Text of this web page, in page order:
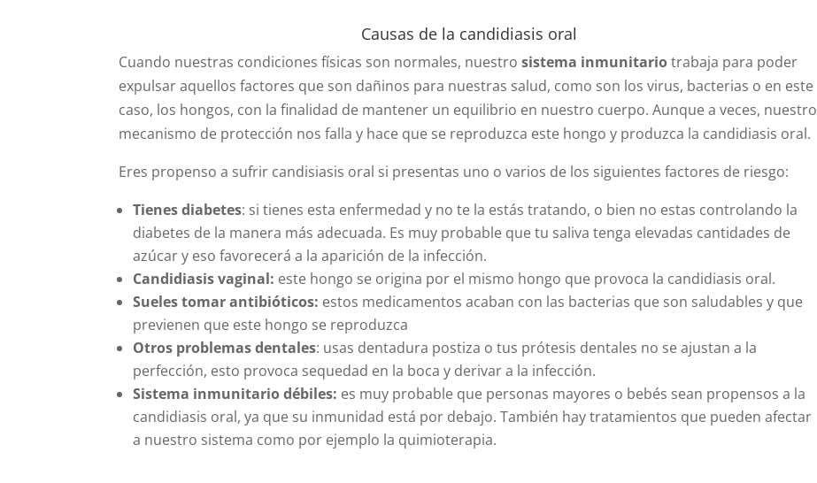
Causas de la candidiasis oral
Cuando nuestras condiciones físicas son normales, nuestrosistema inmunitariotrabaja para poder
expulsar aquellos factores que son dañinos para nuestras salud, como son los virus, bacterias o en este
caso, los hongos, con la finalidad de mantener un equilibrio en nuestro cuerpo. Aunque a veces, nuestro
mecanismo de protección nos falla y hace que se reproduzca este hongo y produzca la candidiasis oral.
Eres propenso a sufrir candisiasis oral si presentas uno o varios de los siguientes factores de riesgo:
Tienes diabetes: si tienes esta enfermedad y no te la estás tratando, o bien no estas controlando la
diabetes de la manera más adecuada. Es muy probable que tu saliva tenga elevadas cantidades de
azúcar y eso favorecerá a la aparición de la infección.
Candidiasis vaginal: este hongo se origina por el mismo hongo que provoca la candidiasis oral.
Sueles tomar antibióticos: estos medicamentos acaban con las bacterias que son saludables y que
previenen que este hongo se reproduzca
Otros problemas dentales: usas dentadura postiza o tus prótesis dentales no se ajustan a la
perfección, esto provoca sequedad en la boca y derivar a la infección.
Sistema inmunitario débiles: es muy probable que personas mayores o bebés sean propensos a la
candidiasis oral, ya que su inmunidad está por debajo. También hay tratamientos que pueden afectar
a nuestro sistema como por ejemplo la quimioterapia.